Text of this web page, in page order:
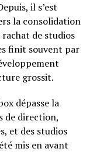
il s’est
la consolidation
de studios
finit souvent par
grossit.
dépasse la
de direction,
et des studios
mis en avant